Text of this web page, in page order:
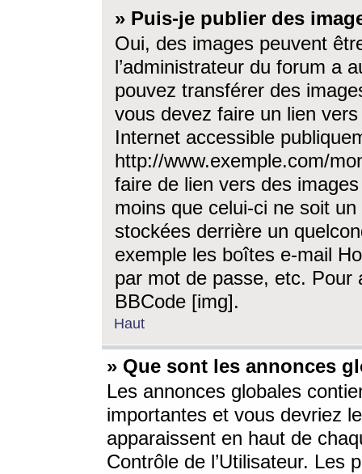
» Puis-je publier des
Oui, des images peuvent
l’administrateur du forum a
pouvez transférer des
vous devez faire un lien
Internet accessible
http://www.exemple.com/
faire de lien vers des
moins que celui-ci ne soit
stockées derrière un
exemple les boîtes e-mail
par mot de passe, etc. Pour
BBCode [img].
Haut
» Que sont les annonces
Les annonces globales
importantes et vous devriez
apparaissent en haut de
Contrôle de l’Utilisateur. Les